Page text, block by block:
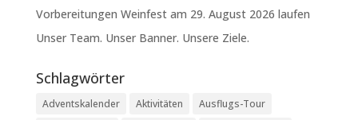
Vorbereitungen Weinfest am 29. August 2026 laufen
Unser Team. Unser Banner. Unsere Ziele.
Schlagwörter
Adventskalender Aktivitäten
Ausflugs-Tour